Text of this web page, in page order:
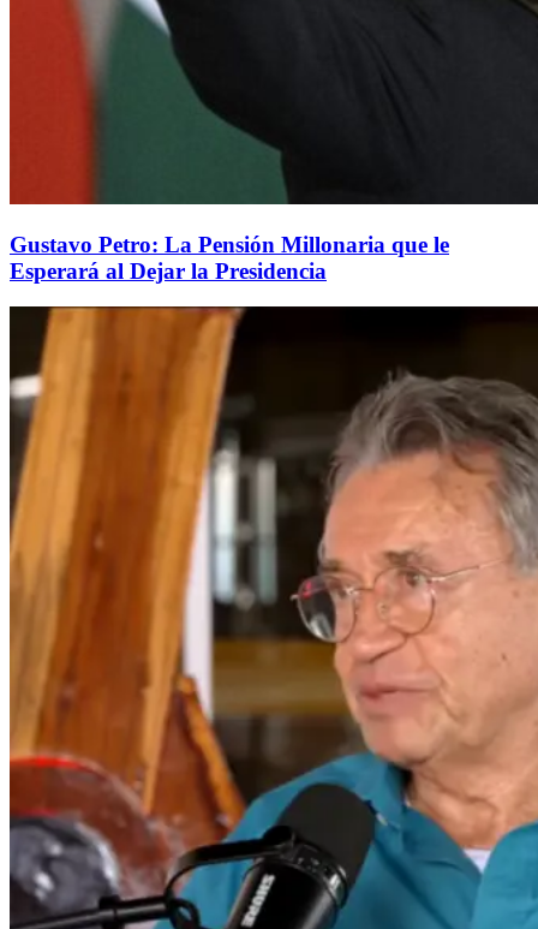
Gustavo Petro: La Pensión Millonaria que le
Esperará al Dejar la Presidencia